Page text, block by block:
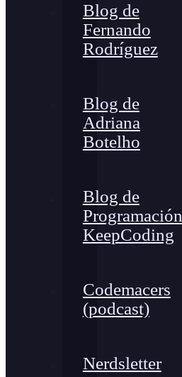
Blog de
Fernando
Rodríguez
Blog de
Adriana
Botelho
Blog de
Programación
KeepCoding
Codemacers
(podcast)
Nerdsletter